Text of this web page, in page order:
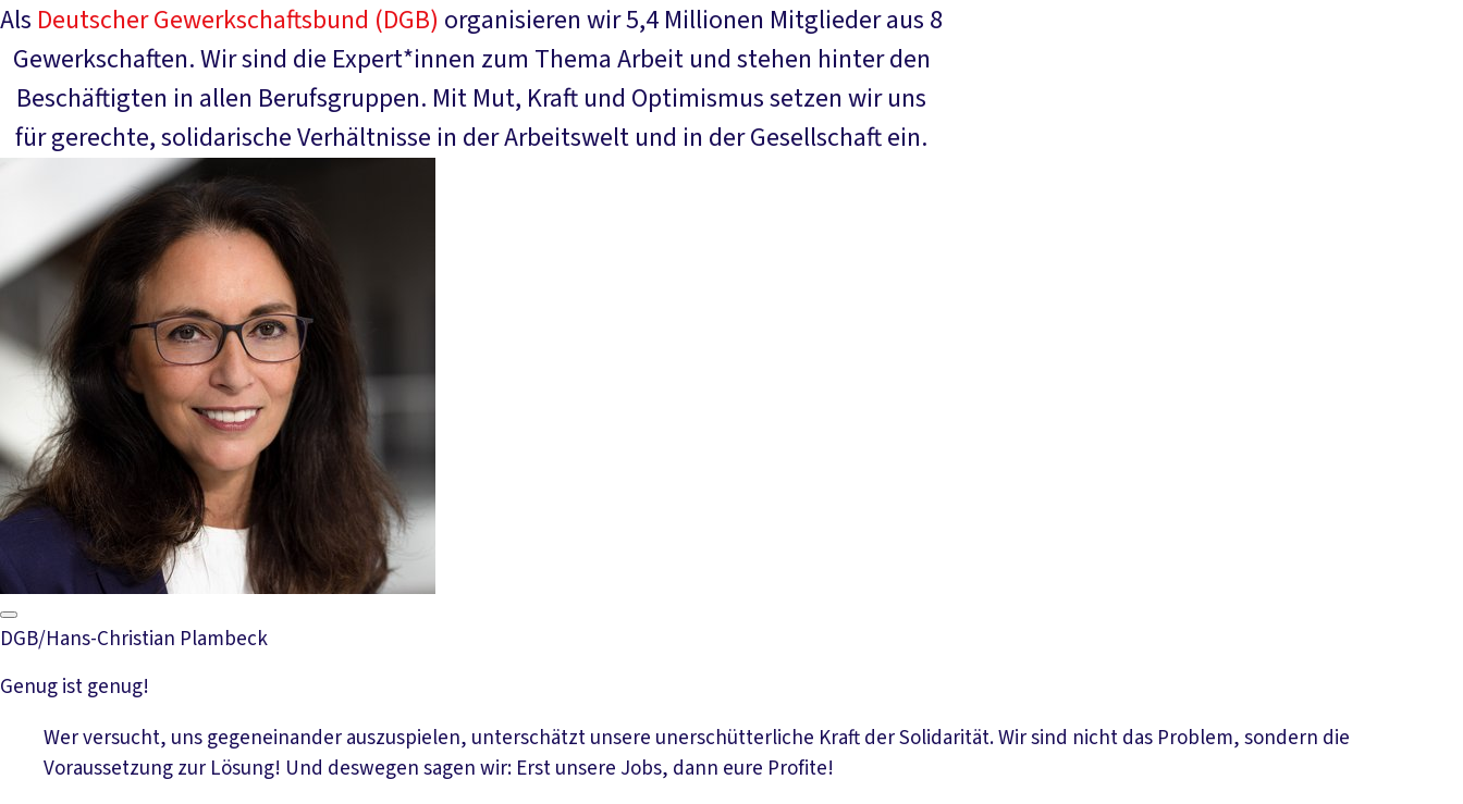
Als Deutscher Gewerkschaftsbund (DGB) organisieren wir 5,4 Millionen Mitglieder aus 8
Gewerkschaften. Wir sind die Expert*innen zum Thema Arbeit und stehen hinter den
Beschäftigten in allen Berufsgruppen. Mit Mut, Kraft und Optimismus setzen wir uns
für gerechte, solidarische Verhältnisse in der Arbeitswelt und in der Gesellschaft ein.
DGB/Hans-Christian Plambeck
Genug ist genug!
Wer versucht, uns gegeneinander auszuspielen, unterschätzt unsere unerschütterliche Kraft der Solidarität. Wir sind nicht das Problem, sondern die
Voraussetzung zur Lösung! Und deswegen sagen wir: Erst unsere Jobs, dann eure Profite!